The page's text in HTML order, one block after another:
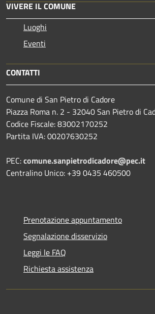
VIVERE IL COMUNE
Luoghi
Eventi
CONTATTI
Comune di San Pietro di Cadore
Piazza Roma n. 2 - 32040 San Pietro di
Codice Fiscale: 83002170252
Partita IVA: 00207630252
PEC:comune.sanpietrodicadore@pec.it
Centralino Unico: +39 0435 460500
Prenotazione appuntamento
Segnalazione disservizio
Leggi le FAQ
Richiesta assistenza